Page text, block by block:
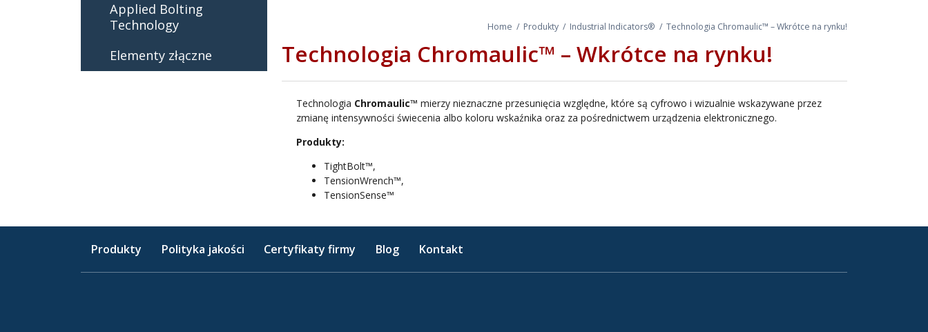
Home / Produkty / Industrial Indicators® / Technologia Chromaulic™ – Wkrótce na rynku!
Technologia Chromaulic™ – Wkrótce na rynku!
Technologia Chromaulic™ mierzy nieznaczne przesunięcia względne, które są cyfrowo i wizualnie wskazywane przez
zmianę intensywności świecenia albo koloru wskaźnika oraz za pośrednictwem urządzenia elektronicznego.
Produkty:
TightBolt™,
TensionWrench™,
TensionSense™
Applied Bolting
Technology
Elementy złączne
Produkty Polityka jakości Certyfikaty firmy Blog Kontakt